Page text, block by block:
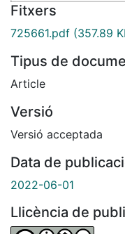
Fitxers
725661.pdf (357.89
Tipus de
Article
Versió
Versió acceptada
Data de
2022-06-01
Llicència de